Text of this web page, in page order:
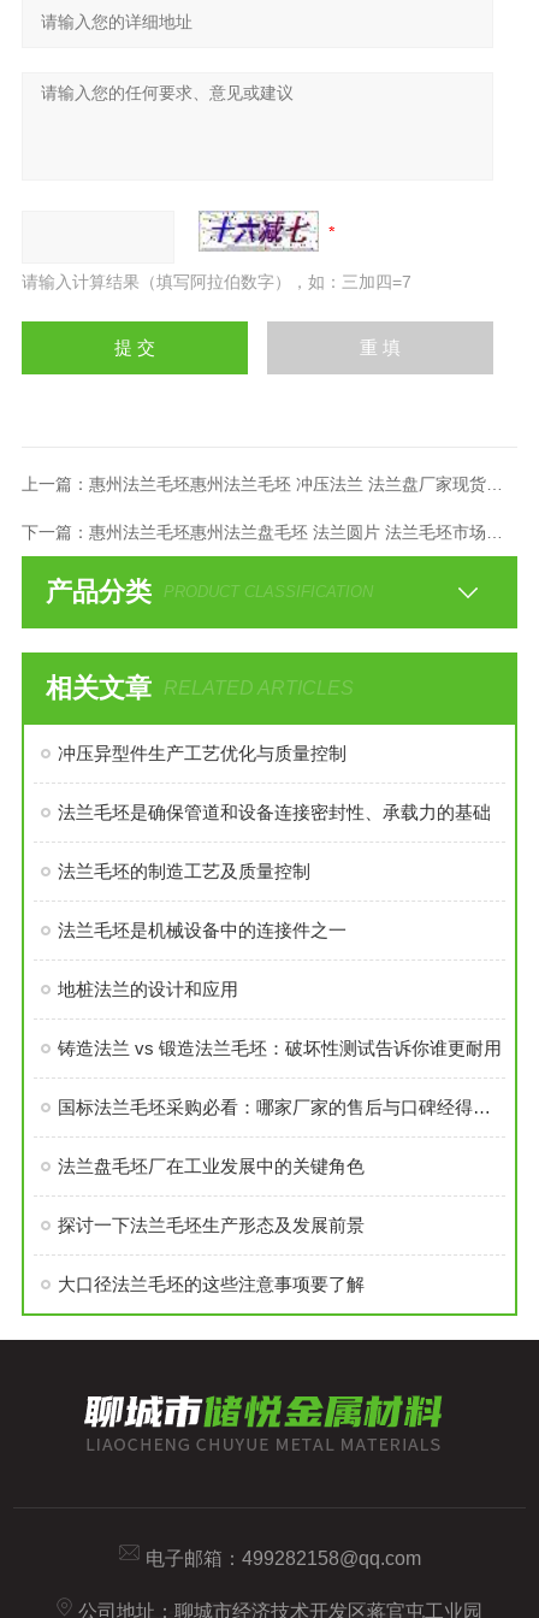
请输入计算结果（填写阿拉伯数字），如：三加四=7
上一篇： 惠州法兰毛坯惠州法兰毛坯 冲压法兰 法兰盘厂家现货供应
下一篇： 惠州法兰毛坯惠州法兰盘毛坯 法兰圆片 法兰毛坯市场惠州
产品分类 PRODUCT CLASSIFICATION
相关文章 RELATED ARTICLES
冲压异型件生产工艺优化与质量控制
法兰毛坯是确保管道和设备连接密封性、承载力的基础
法兰毛坯的制造工艺及质量控制
法兰毛坯是机械设备中的连接件之一
地桩法兰的设计和应用
铸造法兰 vs 锻造法兰毛坯：破坏性测试告诉你谁更耐用
国标法兰毛坯采购必看：哪家厂家的售后与口碑经得起考验？
法兰盘毛坯厂在工业发展中的关键角色
探讨一下法兰毛坯生产形态及发展前景
大口径法兰毛坯的这些注意事项要了解
电子邮箱： 499282158@qq.com
公司地址：聊城市经济技术开发区蒋官屯工业园